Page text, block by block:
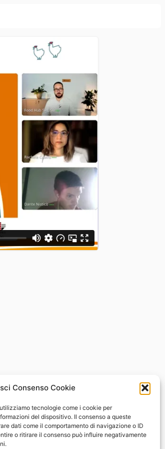
Consenso Cookie
tecnologie come i cookie per
del dispositivo. Il consenso a queste
dati come il comportamento di navigazione o ID
o ritirare il consenso può influire negativamente